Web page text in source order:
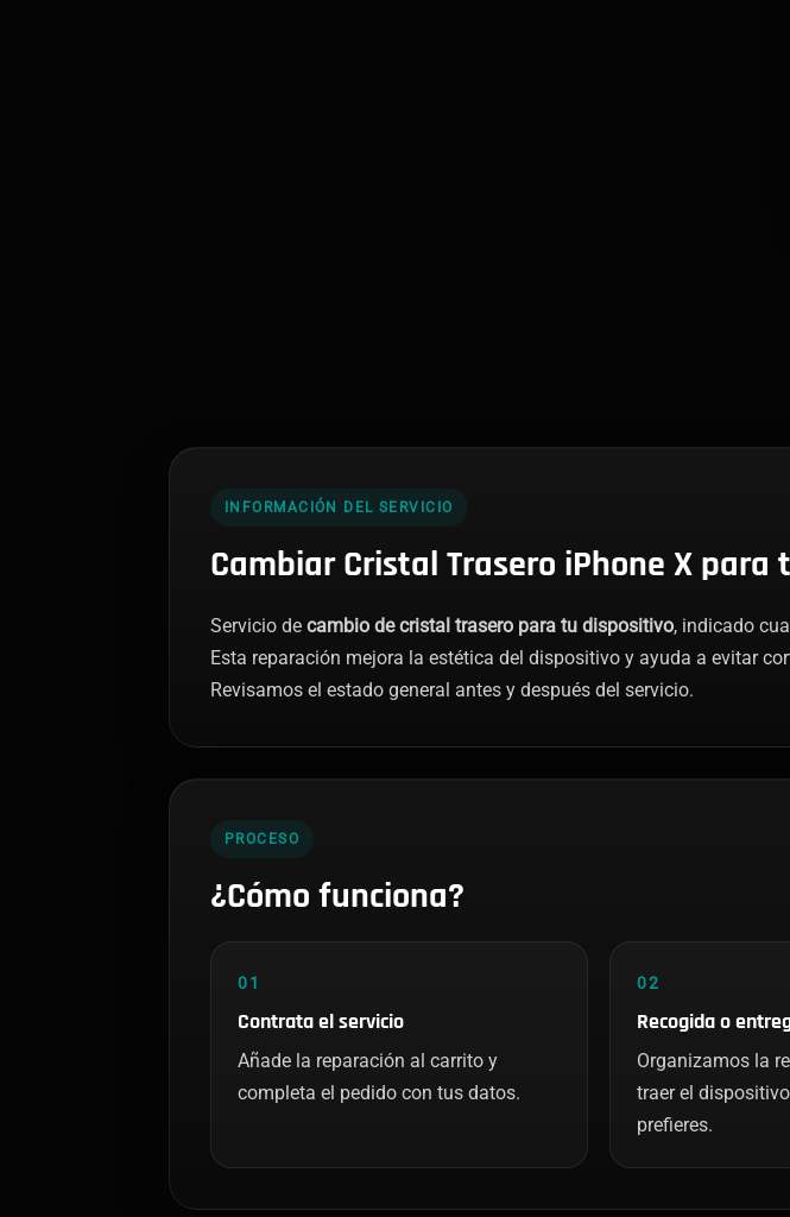
INFORMACIÓN DEL SERVICIO
Cambiar Cristal Trasero iPhone X
Servicio de cambio de cristal trasero para tu dispositivo, indicado
Esta reparación mejora la estética del dispositivo y ayuda a evitar
Revisamos el estado general antes y después del servicio.
PROCESO
¿Cómo funciona?
01
Contrata el servicio
Añade la reparación al carrito y
completa el pedido con tus datos.
02
Recogida o
Organizamos la
traer el
prefieres.